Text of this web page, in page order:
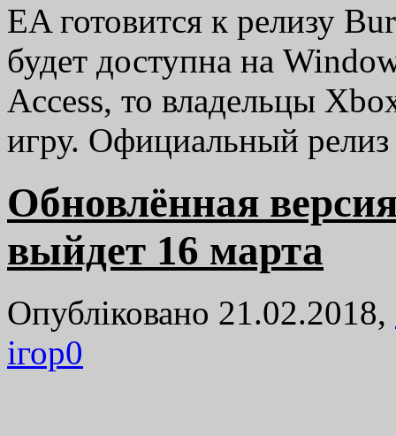
EA готовится к релизу
будет доступна на
Access, то владельцы
игру. Официальный
Обновлённая
выйдет 16 марта
Опубліковано 21.02.2018,
ігор0